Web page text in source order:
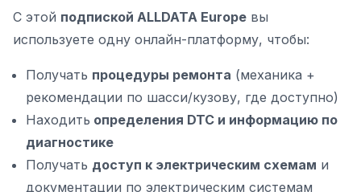
С этой подпиской ALLDATA Europe вы
используете одну онлайн-платформу, чтобы:
Получать процедуры ремонта (механика +
рекомендации по шасси/кузову, где доступно)
Находить определения DTC и информацию по
диагностике
Получать доступ к электрическим схемам и
документации по электрическим системам